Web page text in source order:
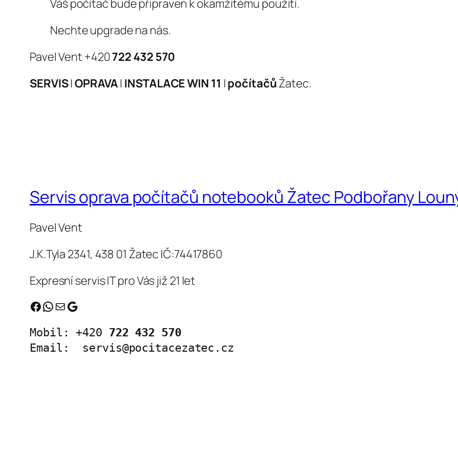
Váš počítač bude připraven k okamžitému použití.
Nechte upgrade na nás.
Pavel Vent +420722 432 570
SERVIS|OPRAVA| INSTALACE WIN 11 |počítačůŽatec.
Servis oprava počítačů notebooků Žatec Podbořany
Pavel Vent
J.K.Tyla 2341, 438 01 Žatec IČ:74417860
Expresní servis IT pro Vás již 21 let
Facebook WhatsApp servis@pocitacezatec.cz Google
Mobil: +420 722 432 570
Email: servis@pocitacezatec.cz